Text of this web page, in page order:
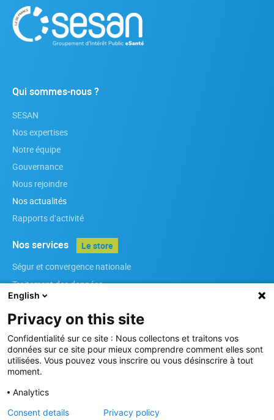
Qui sommes-nous ?
SESAN
Nos expertises
Notre équipe
Gouvernance
Nous rejoindre
Nos actualités
Rapports d’activité
Nos services
Ségur et convergence nationale
Traitement des données
Infrastructures
Référenciels régionaux
Services métiers
Sécurité des Systèmes d’Information
Le store
Nos membres
English
Privacy on this site
Confidentialité sur ce site : Nous collectons et traitons vos
données sur ce site pour mieux comprendre comment elles sont
utilisées. Vous pouvez vous inscrire ou vous désinscrire à tout
moment.
Analytics
Consent details
Privacy policy